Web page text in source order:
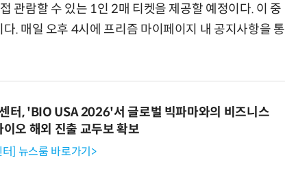
관람할 수 있는 1인 2매 티켓을 제공할 예정이다. 이 중
. 매일 오후 4시에 프리즘 마이페이지 내 공지사항을 통
터, 'BIO USA 2026'서 글로벌 빅파마와의 비즈니스
오 해외 진출 교두보 확보
] 뉴스룸 바로가기>